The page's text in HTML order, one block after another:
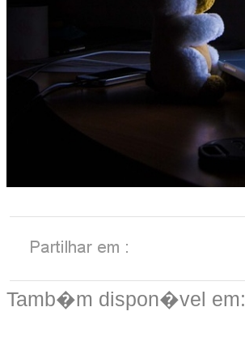
Tamb�m dispon�vel em: